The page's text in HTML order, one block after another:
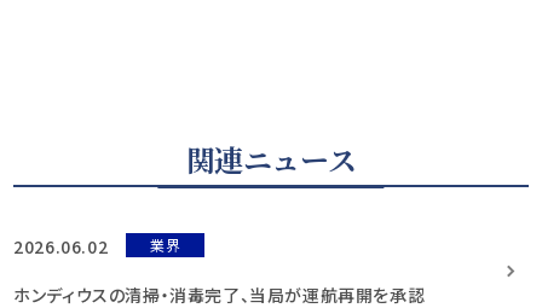
関連ニュース
2026.06.02 業界
ホンディウスの清掃・消毒完了、当局が運航再開を承認